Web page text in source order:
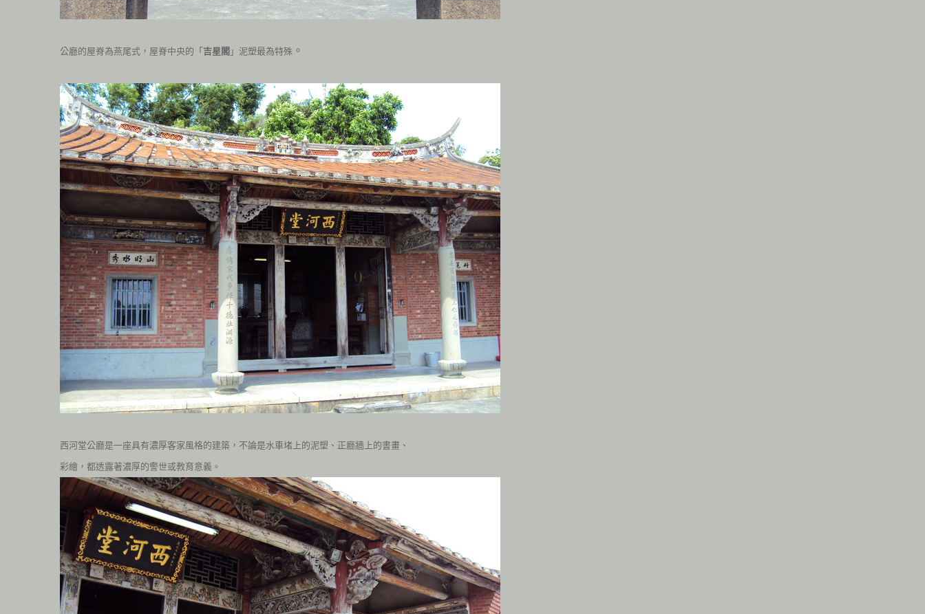
公廳的屋脊為燕尾式，屋脊中央的「 吉星閣 」泥塑最為特殊 。
西河堂公廳是一座具有濃厚客家風格的建築，不論是水車堵上的泥塑、正廳牆上的書畫、
彩繪，都透露著濃厚的警世或教育意義。